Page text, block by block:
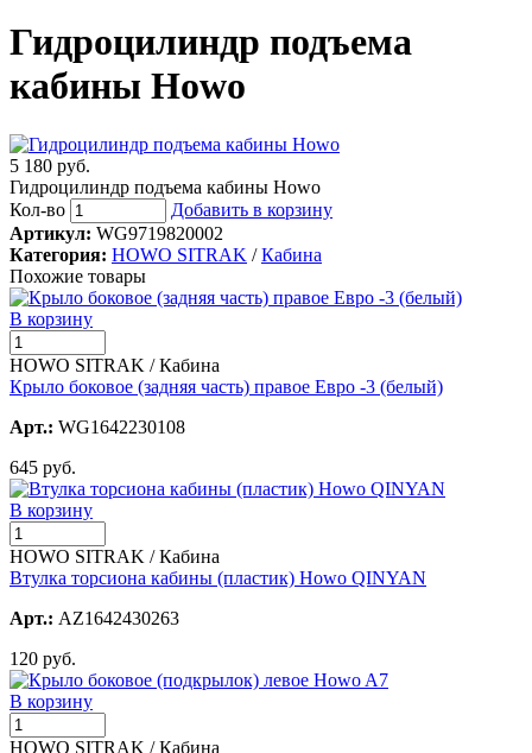
Гидроцилиндр подъема
кабины Howo
5 180 руб.
Гидроцилиндр подъема кабины Howo
Кол-во
Добавить в корзину
Артикул: WG9719820002
Категория: HOWO SITRAK /Кабина
Похожие товары
В корзину
HOWO SITRAK / Кабина
Крыло боковое (задняя часть) правое Евро -3 (белый)
Арт.: WG1642230108
645 руб.
В корзину
HOWO SITRAK / Кабина
Втулка торсиона кабины (пластик) Howo QINYAN
Арт.: AZ1642430263
120 руб.
В корзину
HOWO SITRAK / Кабина